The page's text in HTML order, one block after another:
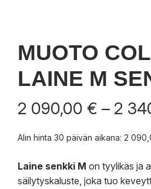
MUOTO
LAINE M
2 090,00 € – 2
Alin hinta 30 päivän aikana: 2
Laine senkki M on tyylikäs ja
säilytyskaluste, joka tuo